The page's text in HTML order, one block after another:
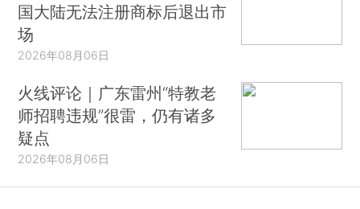
国大陆无法注册商标后退出市
场
2026年08月06日
火线评论｜广东雷州“特教老
师招聘违规”很雷，仍有诸多
疑点
2026年08月06日